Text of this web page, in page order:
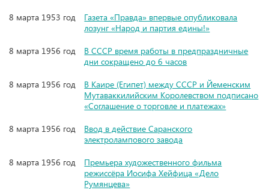
8 марта 1953 год
Газета «Правда» впервые опубликовала
лозунг «Народ и партия едины!»
8 марта 1956 год
В СССР время работы в предпраздничные
дни сокращено до 6 часов
8 марта 1956 год
В Каире (Египет) между СССР и Йеменским
Мутаваккилийским Королевством подписано
«Соглашение о торговле и платежах»
8 марта 1956 год
Ввод в действие Саранского
электролампового завода
8 марта 1956 год
Премьера художественного фильма
режиссёра Иосифа Хейфица «Дело
Румянцева»